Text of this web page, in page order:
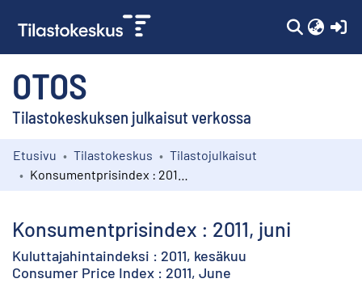
OTOS
Tilastokeskuksen julkaisut verkossa
Kokoelmat
Etusivu Tilastokeskus
Tilastojulkaisut
Konsumentprisindex : 2011, juni
Kuluttajahintaindeksi : 2011, kesäkuu
Consumer Price Index : 2011, June